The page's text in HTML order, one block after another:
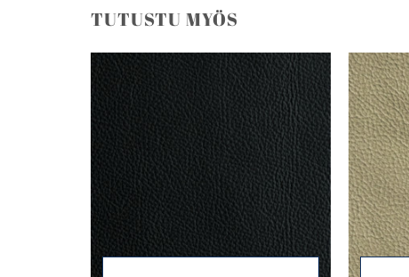
TUTUSTU MYÖS